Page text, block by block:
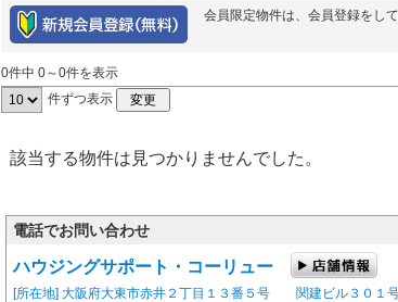
会員限定物件は、会員登録をし
0件中 0～0件を表示
件ずつ表示
該当する物件は見つかりませんでした。
電話でお問い合わせ
ハウジングサポート・コーリュー
[所在地] 大阪府大東市赤井２丁目１３番５号 関建ビル３０１